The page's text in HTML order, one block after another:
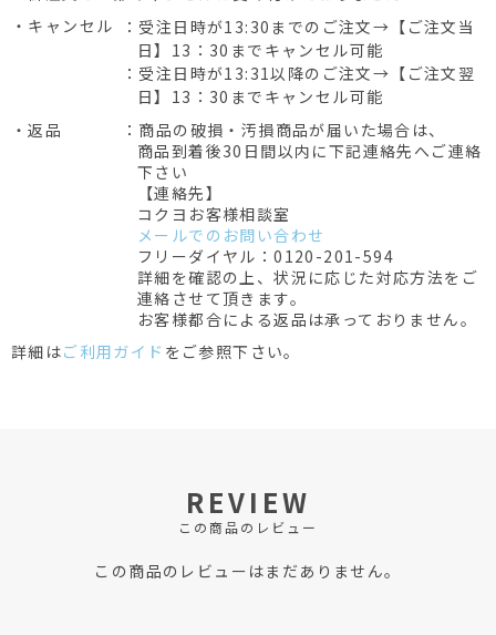
・キャンセル
：受注日時が13:30までのご注文→【ご注文当
日】13：30までキャンセル可能
：受注日時が13:31以降のご注文→【ご注文翌
日】13：30までキャンセル可能
・返品
：商品の破損・汚損商品が届いた場合は、
商品到着後30日間以内に下記連絡先へご連絡
下さい
【連絡先】
コクヨお客様相談室
メールでのお問い合わせ
フリーダイヤル：0120-201-594
詳細を確認の上、状況に応じた対応方法をご
連絡させて頂きます。
お客様都合による返品は承っておりません。
詳細はご利用ガイド をご参照下さい。
REVIEW
この商品のレビュー
この商品のレビューはまだありません。